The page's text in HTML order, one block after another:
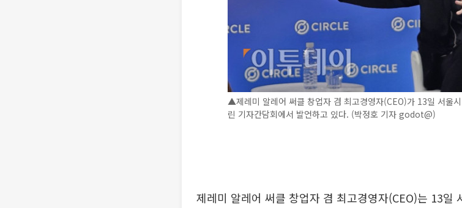
▲제레미 알레어 써클 창업자 겸 최고경영자(CEO)가 13일 서울
린 기자간담회에서 발언하고 있다. (박정호 기자 godot@)
제레미 알레어 써클 창업자 겸 최고경영자(CEO)는 13일